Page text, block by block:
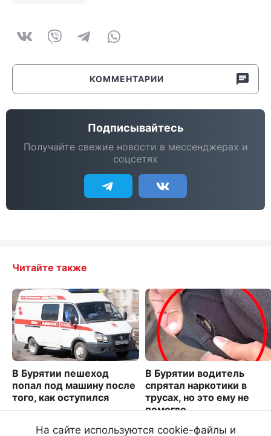
КОММЕНТАРИИ
Подписывайтесь
Получайте свежие новости в мессенджерах и
соцсетях
Читайте также
В Бурятии пешеход
попал под машину после
того, как оступился
В Бурятии водитель
спрятал наркотики в
трусах, но это ему не
помогло
3806
На сайте используются cookie-файлы и